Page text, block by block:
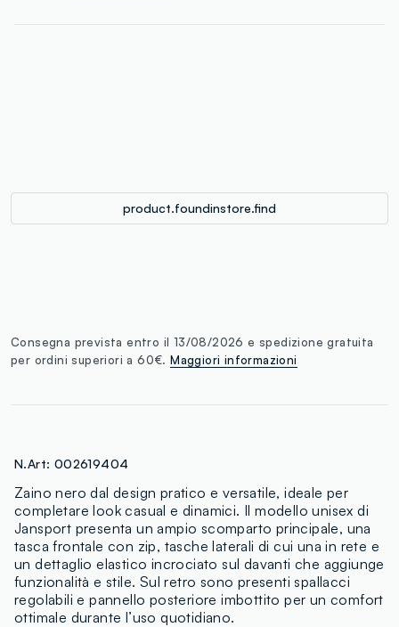
product.foundinstore.find
Consegna prevista entro il 13/08/2026 e spedizione gratuita
per ordini superiori a 60€.Maggiori informazioni
N.Art: 002619404
Zaino nero dal design pratico e versatile, ideale per
completare look casual e dinamici. Il modello unisex di
Jansport presenta un ampio scomparto principale, una
tasca frontale con zip, tasche laterali di cui una in rete e
un dettaglio elastico incrociato sul davanti che aggiunge
funzionalità e stile. Sul retro sono presenti spallacci
regolabili e pannello posteriore imbottito per un comfort
ottimale durante l’uso quotidiano.